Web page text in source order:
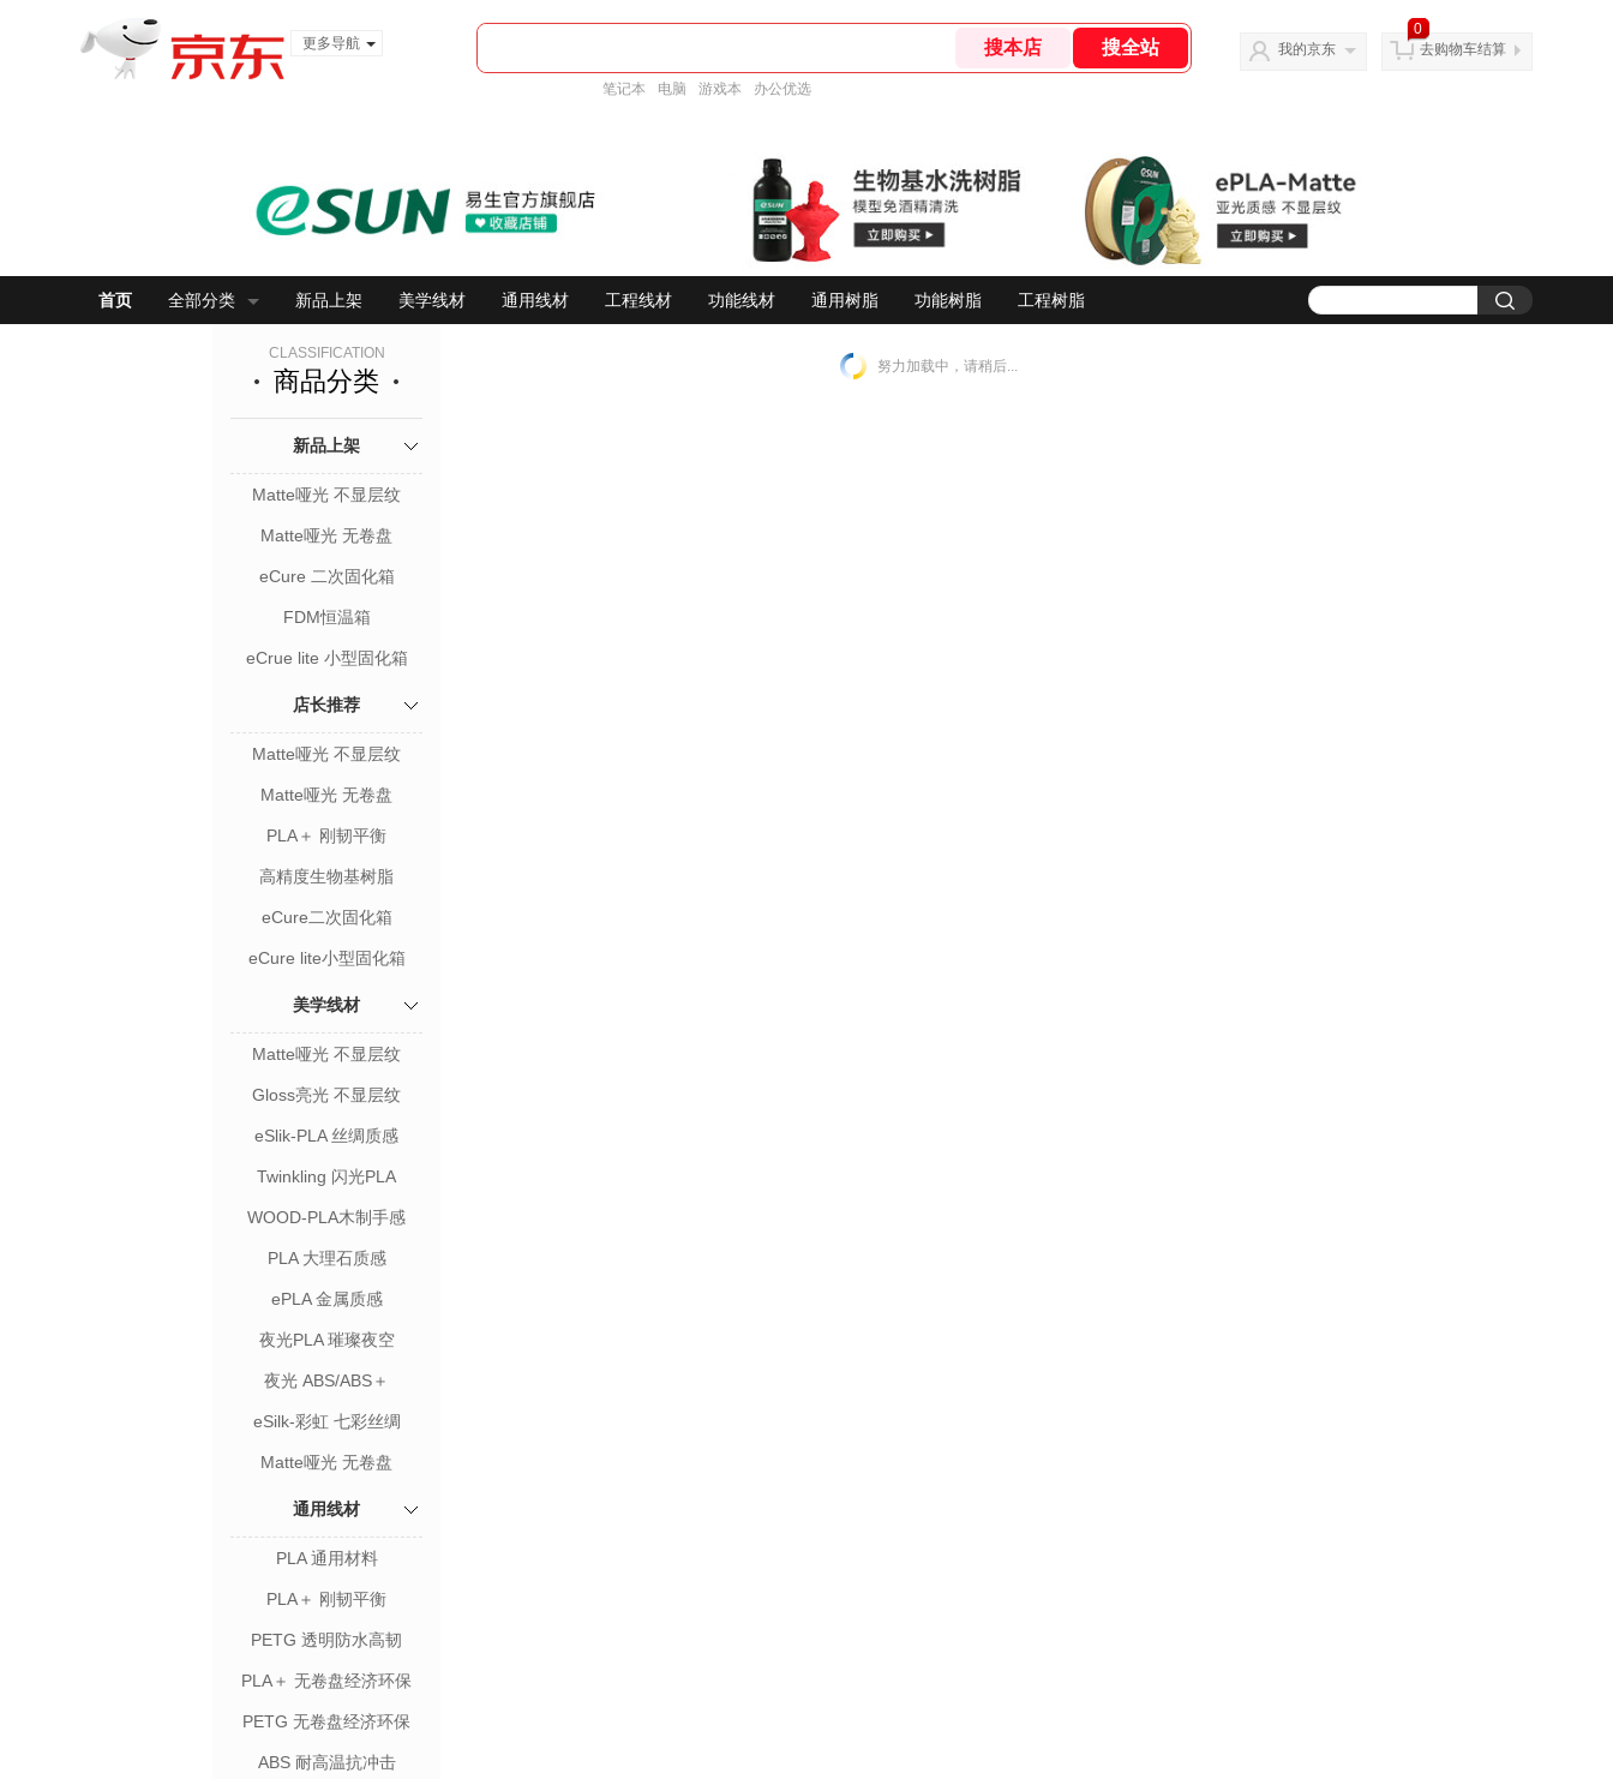
更多导航
笔记本 电脑 游戏本 办公优选
我的京东
0
去购物车结算
首页 全部分类 新品上架 美学线材 通用线材 工程线材 功能线材 通用树脂 功能树脂 工程树脂
CLASSIFICATION
商品分类
新品上架
Matte哑光 不显层纹
Matte哑光 无卷盘
eCure 二次固化箱
FDM恒温箱
eCrue lite 小型固化箱
店长推荐
Matte哑光 不显层纹
Matte哑光 无卷盘
PLA＋ 刚韧平衡
高精度生物基树脂
eCure二次固化箱
eCure lite小型固化箱
美学线材
Matte哑光 不显层纹
Gloss亮光 不显层纹
eSlik-PLA 丝绸质感
Twinkling 闪光PLA
WOOD-PLA木制手感
PLA 大理石质感
ePLA 金属质感
夜光PLA 璀璨夜空
夜光 ABS/ABS＋
eSilk-彩虹 七彩丝绸
Matte哑光 无卷盘
通用线材
PLA 通用材料
PLA＋ 刚韧平衡
PETG 透明防水高韧
PLA＋ 无卷盘经济环保
PETG 无卷盘经济环保
ABS 耐高温抗冲击
努力加载中，请稍后...